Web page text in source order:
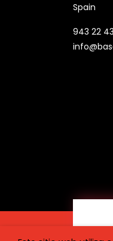
Spain
943 22